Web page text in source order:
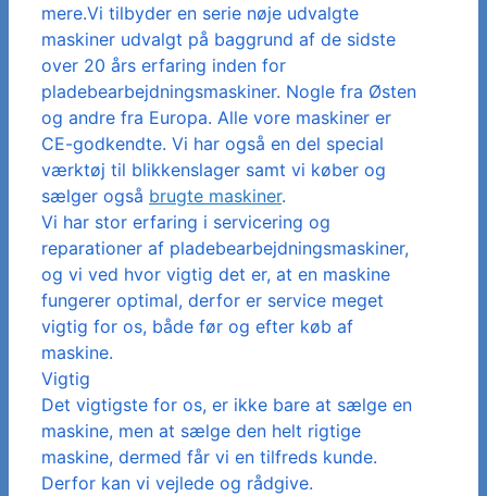
mere.Vi tilbyder en serie nøje udvalgte
maskiner udvalgt på baggrund af de sidste
over 20 års erfaring inden for
pladebearbejdningsmaskiner. Nogle fra Østen
og andre fra Europa. Alle vore maskiner er
CE-godkendte. Vi har også en del special
værktøj til blikkenslager samt vi køber og
sælger også brugte maskiner.
Vi har stor erfaring i servicering og
reparationer af pladebearbejdningsmaskiner,
og vi ved hvor vigtig det er, at en maskine
fungerer optimal, derfor er service meget
vigtig for os, både før og efter køb af
maskine.
Vigtig
Det vigtigste for os, er ikke bare at sælge en
maskine, men at sælge den helt rigtige
maskine, dermed får vi en tilfreds kunde.
Derfor kan vi vejlede og rådgive.